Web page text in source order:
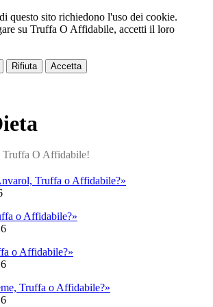
questo sito richiedono l'uso dei cookie.
su Truffa O Affidabile, accetti il loro
Rifiuta Accetta
Truffa o Affidabile?»
o Affidabile?»
o Affidabile?»
Truffa o Affidabile?»
o Affidabile?»